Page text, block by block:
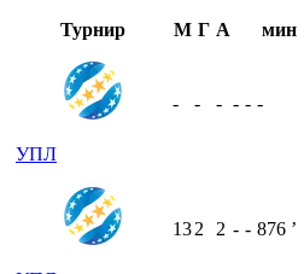
Турнир М Г А мин
УПЛ
- - - - - -
132 2 - - 876 ʼ